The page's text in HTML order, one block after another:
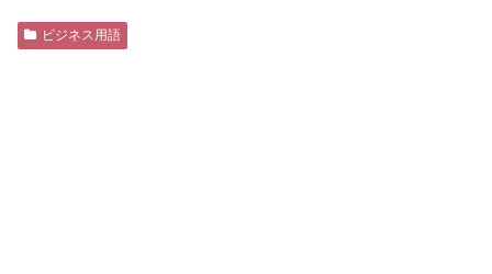
ビジネス用語